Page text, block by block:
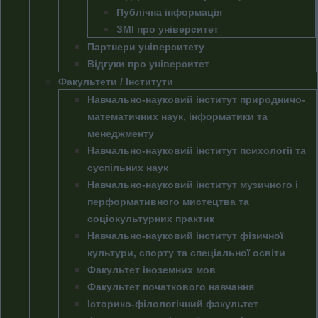
Публічна інформація
ЗМІ про університет
Партнери університету
Відгуки про університет
Факультети / Інститути
Навчально-науковий інститут природничо-
математичних наук, інформатики та
менеджменту
Навчально-науковий інститут психології та
суспільних наук
Навчально-науковий інститут музичного і
перформативного мистецтва та
соціокультурних практик
Навчально-науковий інститут фізичної
культури, спорту та спеціальної освіти
Факультет іноземних мов
Факультет початкового навчання
Історико-філологічний факультет